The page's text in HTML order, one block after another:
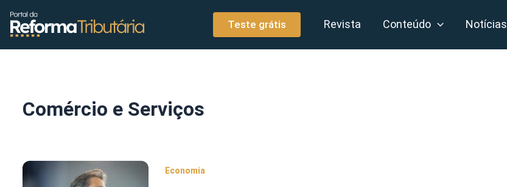
conteúdo
Teste grátis Revista Conteúdo Notícias
Comércio e Serviços
Economia